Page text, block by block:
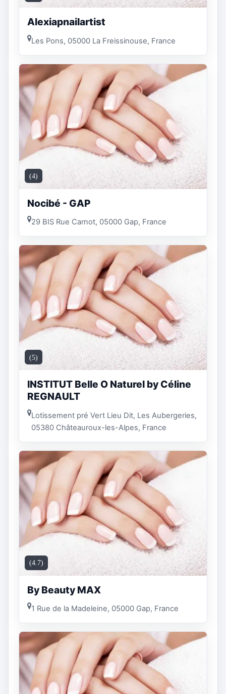
Alexiapnailartist
Les Pons, 05000 La Freissinouse, France
(4)
Nocibé - GAP
29 BIS Rue Carnot, 05000 Gap, France
(5)
INSTITUT Belle O Naturel by Céline
REGNAULT
Lotissement pré Vert Lieu Dit, Les Aubergeries,
05380 Châteauroux-les-Alpes, France
(4.7)
By Beauty MAX
1 Rue de la Madeleine, 05000 Gap, France